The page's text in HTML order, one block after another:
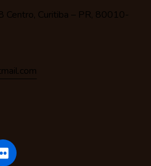
Centro, Curitiba – PR, 80010-